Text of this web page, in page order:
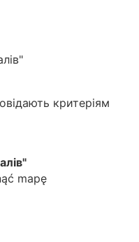
критеріям
mapę